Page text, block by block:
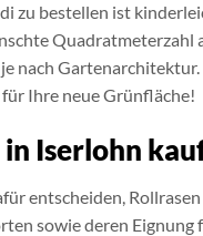
zu bestellen ist
Quadratmeterzahl
nach
Ihre neue Grünfläche!
Iserlohn
entscheiden,
sowie deren Eignung